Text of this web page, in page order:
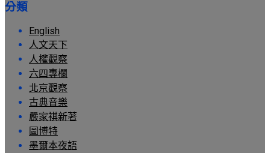
分類
English
人文天下
人權觀察
六四專欄
北京觀察
古典音樂
嚴家祺新著
圖博特
墨爾本夜語